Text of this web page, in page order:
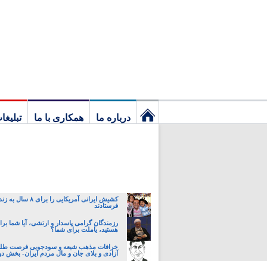
درباره ما همکاری با ما
کشیش ایرانی آمریکایی را
فرستادند
رزمندگان گرامی پاسدار و ارتشی، آیا شما
هستید، یاملت برای شما؟
خرافات مذهب شیعه و سودجویی فرصت
آزادی و بلای جان و مال مردم ایران- بخش